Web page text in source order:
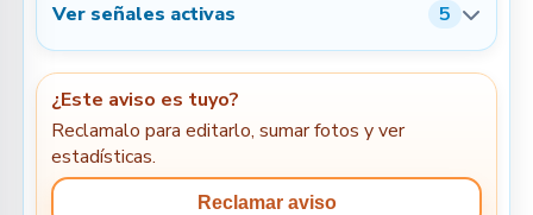
Ver señales activas 5
¿Este aviso es tuyo?
Reclamalo para editarlo, sumar fotos y ver
estadísticas.
Reclamar aviso